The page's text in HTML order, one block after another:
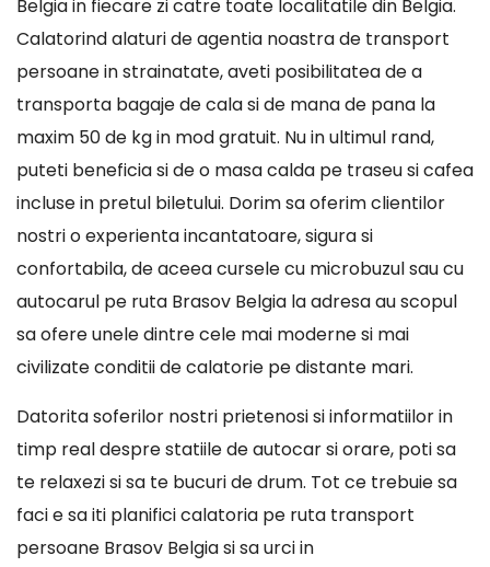
Belgia in fiecare zi catre toate localitatile din Belgia.
Calatorind alaturi de agentia noastra de transport
persoane in strainatate, aveti posibilitatea de a
transporta bagaje de cala si de mana de pana la
maxim 50 de kg in mod gratuit. Nu in ultimul rand,
puteti beneficia si de o masa calda pe traseu si cafea
incluse in pretul biletului. Dorim sa oferim clientilor
nostri o experienta incantatoare, sigura si
confortabila, de aceea cursele cu microbuzul sau cu
autocarul pe ruta Brasov Belgia la adresa au scopul
sa ofere unele dintre cele mai moderne si mai
civilizate conditii de calatorie pe distante mari.
Datorita soferilor nostri prietenosi si informatiilor in
timp real despre statiile de autocar si orare, poti sa
te relaxezi si sa te bucuri de drum. Tot ce trebuie sa
faci e sa iti planifici calatoria pe ruta transport
persoane Brasov Belgia si sa urci in